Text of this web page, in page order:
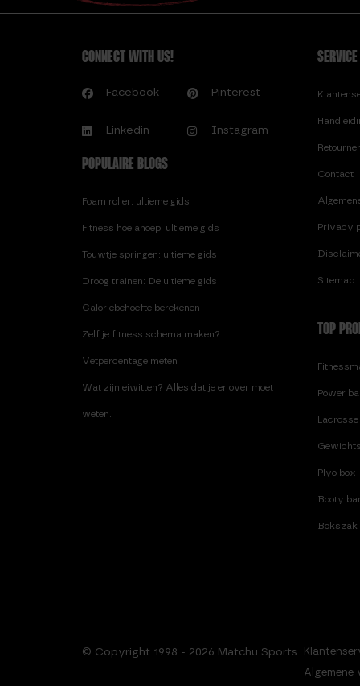
CONNECT WITH US!
Facebook Pinterest
Linkedin Instagram
POPULAIRE BLOGS
Foam roller: ultieme gids
Fitness hoelahoep: ultieme gids
Touwtje springen: ultieme gids
Droog trainen: De ultieme gids
Caloriebehoefte berekenen
Zelf je fitness schema maken?
Vetpercentage meten
Wat zijn eiwitten? Alles dat je er over moet
weten.
SERVICE
Contact
Privacy
Sitemap
TOP
Power
Lacrosse
Plyo box
Booty
Bokszak
© Copyright 1998 - 2026 Matchu Sports
Algemene